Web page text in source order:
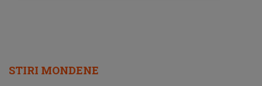
STIRI MONDENE